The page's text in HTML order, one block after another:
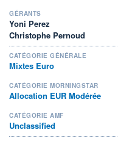
GÉRANTS
Yoni Perez
Christophe Pernoud
CATÉGORIE GÉNÉRALE
Mixtes Euro
CATÉGORIE MORNINGSTAR
Allocation EUR Modérée
CATÉGORIE AMF
Unclassified